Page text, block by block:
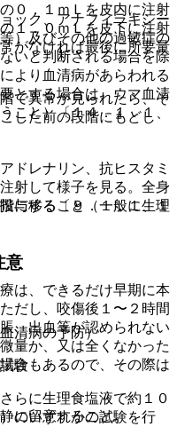
０．１ｍＬを皮内に注射
１．０ｍＬを皮下に注射
がなければ最後に所要量
で異常が見られたら、そ
した前の段階にもどし
ドレナリン、抗ヒスタミ
射して様子を見る。全身
に移る〔９．１．１、１
は、できるだけ早期に本
だし、咬傷後１〜２時間
、出血等が認められない
量か、又は全くなかった
合もあるので、その際は
に留意すること。
ック、アナフィラキシー
）及びその他の過敏症の
いと判断される場合を除
より血清病があらわれる
とする場合は、ウマ血清
こと）〔１４．１．１、
与すること（一般に生理
意
清病の予防）
験
らに生理食塩液で約１０
のいずれかの試験を行